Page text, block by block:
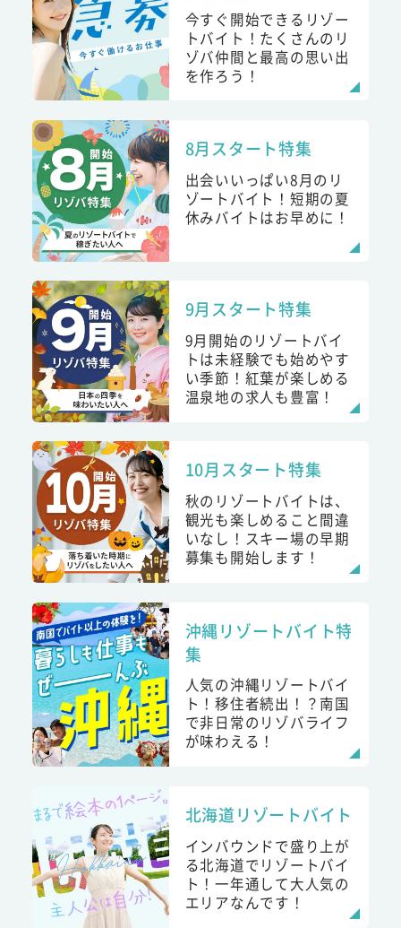
今すぐ開始できるリゾー
トバイト！たくさんのリ
ゾバ仲間と最高の思い出
を作ろう！
8月スタート特集
出会いいっぱい8月のリ
ゾートバイト！短期の夏
休みバイトはお早めに！
9月スタート特集
9月開始のリゾートバイ
トは未経験でも始めやす
い季節！紅葉が楽しめる
温泉地の求人も豊富！
10月スタート特集
秋のリゾートバイトは、
観光も楽しめること間違
いなし！スキー場の早期
募集も開始します！
沖縄リゾートバイト特
集
人気の沖縄リゾートバイ
ト！移住者続出！？南国
で非日常のリゾバライフ
が味わえる！
北海道リゾートバイト
インバウンドで盛り上が
る北海道でリゾートバイ
ト！一年通して大人気の
エリアなんです！